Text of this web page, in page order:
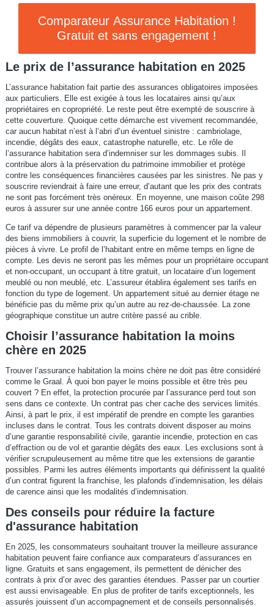
Comparateur Assurance Habitation !
Gratuit et sans engagement !
Le prix de l’assurance habitation en 2025
L’assurance habitation fait partie des assurances obligatoires imposées
aux particuliers. Elle est exigée à tous les locataires ainsi qu’aux
propriétaires en copropriété. Le reste peut être exempté de souscrire à
cette couverture. Quoique cette démarche est vivement recommandée,
car aucun habitat n’est à l’abri d’un éventuel sinistre : cambriolage,
incendie, dégâts des eaux, catastrophe naturelle, etc. Le rôle de
l’assurance habitation sera d’indemniser sur les dommages subis. Il
contribue alors à la préservation du patrimoine immobilier et protège
contre les conséquences financières causées par les sinistres. Ne pas y
souscrire reviendrait à faire une erreur, d’autant que les prix des contrats
ne sont pas forcément très onéreux. En moyenne, une maison coûte 298
euros à assurer sur une année contre 166 euros pour un appartement.
Ce tarif va dépendre de plusieurs paramètres à commencer par la valeur
des biens immobiliers à couvrir, la superficie du logement et le nombre de
pièces à vivre. Le profil de l’habitant entre en même temps en ligne de
compte. Les devis ne seront pas les mêmes pour un propriétaire occupant
et non-occupant, un occupant à titre gratuit, un locataire d’un logement
meublé ou non meublé, etc. L’assureur établira également ses tarifs en
fonction du type de logement. Un appartement situé au dernier étage ne
bénéficie pas du même prix qu’un autre au rez-de-chaussée. La zone
géographique constitue un autre critère passé au crible.
Choisir l’assurance habitation la moins
chère en 2025
Trouver l’assurance habitation la moins chère ne doit pas être considéré
comme le Graal. À quoi bon payer le moins possible et être très peu
couvert ? En effet, la protection procurée par l’assurance perd tout son
sens dans ce contexte. Un contrat pas cher cache des services limités.
Ainsi, à part le prix, il est impératif de prendre en compte les garanties
incluses dans le contrat. Tous les contrats doivent disposer au moins
d’une garantie responsabilité civile, garantie incendie, protection en cas
d’effraction ou de vol et garantie dégâts des eaux. Les exclusions sont à
vérifier scrupuleusement au même titre que les extensions de garantie
possibles. Parmi les autres éléments importants qui définissent la qualité
d’un contrat figurent la franchise, les plafonds d’indemnisation, les délais
de carence ainsi que les modalités d’indemnisation.
Des conseils pour réduire la facture
d'assurance habitation
En 2025, les consommateurs souhaitant trouver la meilleure assurance
habitation peuvent faire confiance aux comparateurs d’assurances en
ligne. Gratuits et sans engagement, ils permettent de dénicher des
contrats à prix d’or avec des garanties étendues. Passer par un courtier
est aussi envisageable. En plus de profiter de tarifs exceptionnels, les
assurés jouissent d’un accompagnement et de conseils personnalisés.